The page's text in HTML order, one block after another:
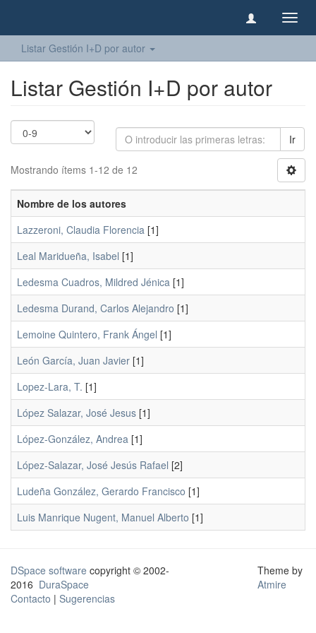
Listar Gestión I+D por autor
Listar Gestión I+D por autor
Ir
Mostrando ítems 1-12 de 12
Nombre de los autores
Lazzeroni, Claudia Florencia [1]
Leal Maridueña, Isabel [1]
Ledesma Cuadros, Mildred Jénica [1]
Ledesma Durand, Carlos Alejandro [1]
Lemoine Quintero, Frank Ángel [1]
León García, Juan Javier [1]
Lopez-Lara, T. [1]
López Salazar, José Jesus [1]
López-González, Andrea [1]
López-Salazar, José Jesús Rafael [2]
Ludeña González, Gerardo Francisco [1]
Luis Manrique Nugent, Manuel Alberto [1]
DSpace software copyright © 2002-
2016 DuraSpace
Contacto | Sugerencias
Theme by
Atmire